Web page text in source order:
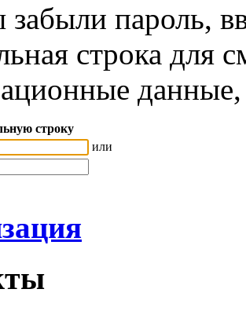
забыли пароль,
строка для
строку
или